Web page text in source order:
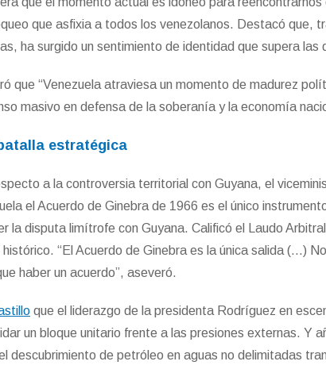
que asfixia a todos los venezolanos. Destacó que,
ha surgido un sentimiento de identidad que supera las
que “Venezuela atraviesa un momento de madurez
masivo en defensa de la soberanía y la economía
estratégica
a la controversia territorial con Guyana, el
el Acuerdo de Ginebra de 1966 es el único
la disputa limítrofe con Guyana. Calificó el Laudo
histórico. “El Acuerdo de Ginebra es la única salida (…)
haber un acuerdo”, aseveró.
que el liderazgo de la presidenta Rodríguez en
un bloque unitario frente a las presiones externas. Y
descubrimiento de petróleo en aguas no delimitadas